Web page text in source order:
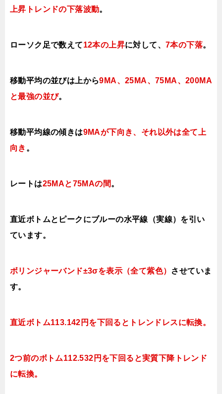
上昇トレンドの下落波動。
ローソク足で数えて12本の上昇に対して、7本の下落。
移動平均の並びは上から9MA、25MA、75MA、200MA
と最強の並び。
移動平均線の傾きは9MAが下向き、それ以外は全て 上
向き 。
レートは25MAと75MAの間。
直近ボトムとピークにブルーの水平線（実線）を引い
ています。
ボリンジャーバンド±3σを表示（全て紫色） させていま
す。
直近ボトム113.142円を下回るとトレンドレスに転換。
2つ前のボトム112.532円を下回ると実質下降トレンド
に転換。